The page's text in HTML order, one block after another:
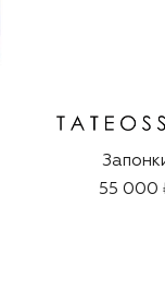
55 000